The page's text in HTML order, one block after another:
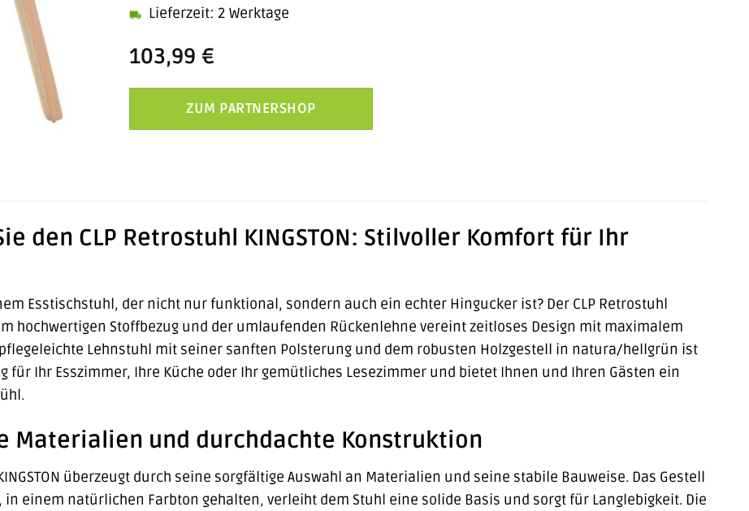
103,99 €
Lieferzeit: 2 Werktage
ZUM PARTNERSHOP
den CLP Retrostuhl KINGSTON: Stilvoller Komfort für Ihr
Esstischstuhl, der nicht nur funktional, sondern auch ein echter Hingucker ist? Der CLP Retrostuhl
hochwertigen Stoffbezug und der umlaufenden Rückenlehne vereint zeitloses Design mit maximalem
Lehnstuhl mit seiner sanften Polsterung und dem robusten Holzgestell in natura/hellgrün ist
für Ihr Esszimmer, Ihre Küche oder Ihr gemütliches Lesezimmer und bietet Ihnen und Ihren Gästen ein
Materialien und durchdachte Konstruktion
überzeugt durch seine sorgfältige Auswahl an Materialien und seine stabile Bauweise. Das Gestell
in einem natürlichen Farbton gehalten, verleiht dem Stuhl eine solide Basis und sorgt für Langlebigkeit. Die